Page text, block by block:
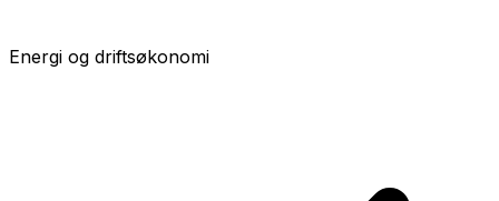
Energi og driftsøkonomi